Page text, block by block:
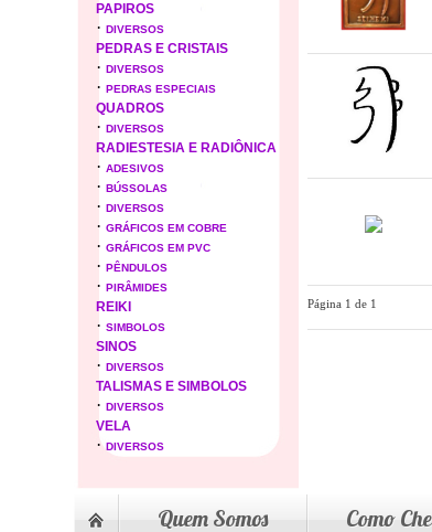
PAPIROS
· DIVERSOS
PEDRAS E CRISTAIS
· DIVERSOS
· PEDRAS ESPECIAIS
QUADROS
· DIVERSOS
RADIESTESIA E RADIÔNICA
· ADESIVOS
· BÚSSOLAS
· DIVERSOS
· GRÁFICOS EM COBRE
· GRÁFICOS EM PVC
· PÊNDULOS
· PIRÂMIDES
REIKI
· SIMBOLOS
SINOS
· DIVERSOS
TALISMAS E SIMBOLOS
· DIVERSOS
VELA
· DIVERSOS
Página 1 de 1
Quem Somos Como